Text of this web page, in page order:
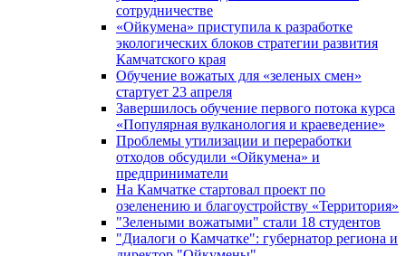
сотрудничестве
«Ойкумена» приступила к разработке
экологических блоков стратегии развития
Камчатского края
Обучение вожатых для «зеленых смен»
стартует 23 апреля
Завершилось обучение первого потока курса
«Популярная вулканология и краеведение»
Проблемы утилизации и переработки
отходов обсудили «Ойкумена» и
предприниматели
На Камчатке стартовал проект по
озеленению и благоустройству «Территория»
"Зелеными вожатыми" стали 18 студентов
"Диалоги о Камчатке": губернатор региона и